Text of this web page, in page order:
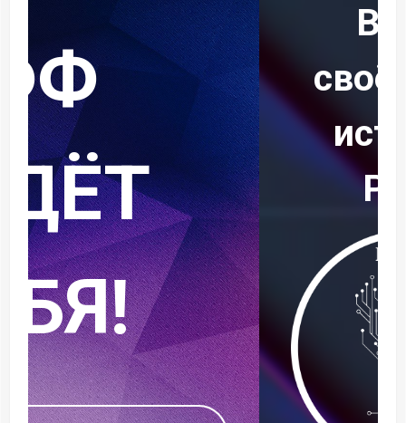
Внеси
своё имя в
историю
РФФ!